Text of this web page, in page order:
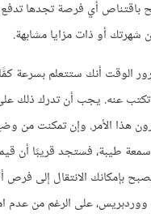
باقتناص أي فرصة تجدها
شهرتك أو ذات مزايا مشابهة.
الوقت أنك ستتعلم بسرعة
عنه. يجب أن تدرك ذلك
هذا الأمر. وإن تمكنت
طيبة، فستجد قريبًا أن
بإمكانك الانتقال إلى فرص
على الرغم من عدم